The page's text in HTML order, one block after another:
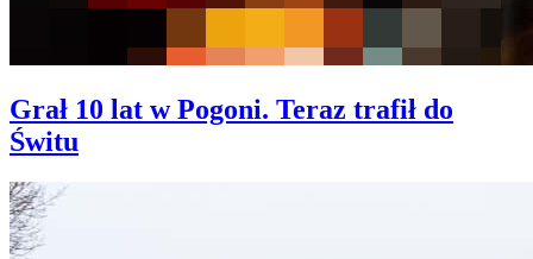
Grał 10 lat w Pogoni. Teraz trafił do
Świtu